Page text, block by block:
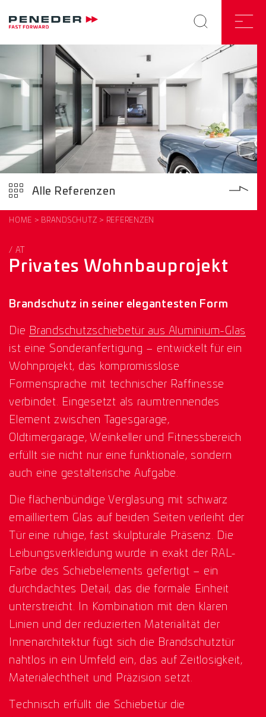
Alle Referenzen
HOME BRANDSCHUTZ REFERENZEN
/ AT
Privates Wohnbauprojekt
Brandschutz in seiner elegantesten Form
Die Brandschutzschiebetür aus Aluminium-Glas
ist eine Sonderanfertigung – entwickelt für ein
Wohnprojekt, das kompromisslose
Formensprache mit technischer Raffinesse
verbindet. Eingesetzt als raumtrennendes
Element zwischen Tagesgarage,
Oldtimergarage, Weinkeller und Fitnessbereich
erfüllt sie nicht nur eine funktionale, sondern
auch eine gestalterische Aufgabe.
Die flächenbündige Verglasung mit schwarz
emailliertem Glas auf beiden Seiten verleiht der
Tür eine ruhige, fast skulpturale Präsenz. Die
Leibungsverkleidung wurde in exakt der RAL-
Farbe des Schiebelements gefertigt – ein
durchdachtes Detail, das die formale Einheit
unterstreicht. In Kombination mit den klaren
Linien und der reduzierten Materialität der
Innenarchitektur fügt sich die Brandschutztür
nahtlos in ein Umfeld ein, das auf Zeitlosigkeit,
Materialechtheit und Präzision setzt.
Technisch erfüllt die Schiebetür die